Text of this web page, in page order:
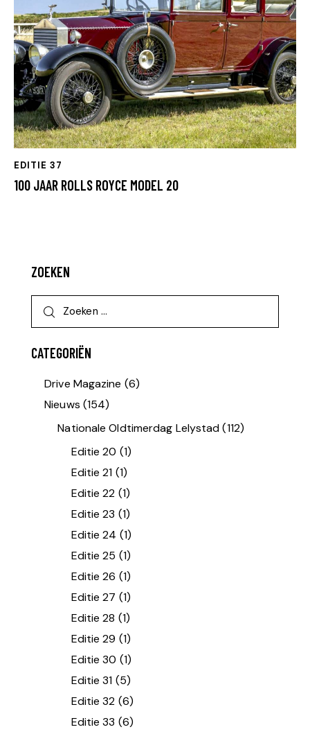
EDITIE 37
100 JAAR ROLLS ROYCE MODEL 20
ZOEKEN
CATEGORIËN
Drive Magazine (6)
Nieuws (154)
Nationale Oldtimerdag Lelystad(112)
Editie 20 (1)
Editie 21 (1)
Editie 22 (1)
Editie 23 (1)
Editie 24 (1)
Editie 25 (1)
Editie 26 (1)
Editie 27 (1)
Editie 28 (1)
Editie 29 (1)
Editie 30 (1)
Editie 31 (5)
Editie 32 (6)
Editie 33 (6)